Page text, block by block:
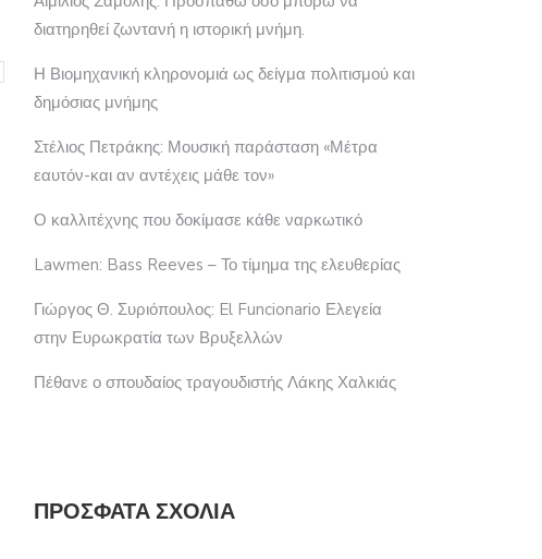
διατηρηθεί ζωντανή η ιστορική μνήμη.
Η Βιομηχανική κληρονομιά ως δείγμα πολιτισμού και
δημόσιας μνήμης
Στέλιος Πετράκης: Μουσική παράσταση «Μέτρα
εαυτόν-και αν αντέχεις μάθε τον»
Ο καλλιτέχνης που δοκίμασε κάθε ναρκωτικό
Lawmen: Bass Reeves – Το τίμημα της ελευθερίας
Γιώργος Θ. Συριόπουλος: El Funcionario Ελεγεία
στην Ευρωκρατία των Βρυξελλών
Πέθανε ο σπουδαίος τραγουδιστής Λάκης Χαλκιάς
ΠΡΌΣΦΑΤΑ ΣΧΌΛΙΑ